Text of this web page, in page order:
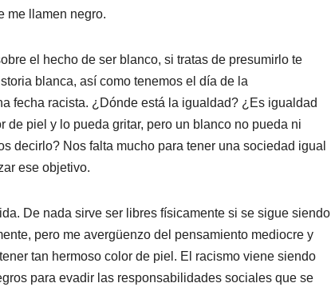
me llamen negro.
el hecho de ser blanco, si tratas de presumirlo te
blanca, así como tenemos el día de la
fecha racista. ¿Dónde está la igualdad? ¿Es igualdad
piel y lo pueda gritar, pero un blanco no pueda ni
decirlo? Nos falta mucho para tener una sociedad igual
ese objetivo.
De nada sirve ser libres físicamente si se sigue siendo
pero me avergüenzo del pensamiento mediocre y
tan hermoso color de piel. El racismo viene siendo
para evadir las responsabilidades sociales que se